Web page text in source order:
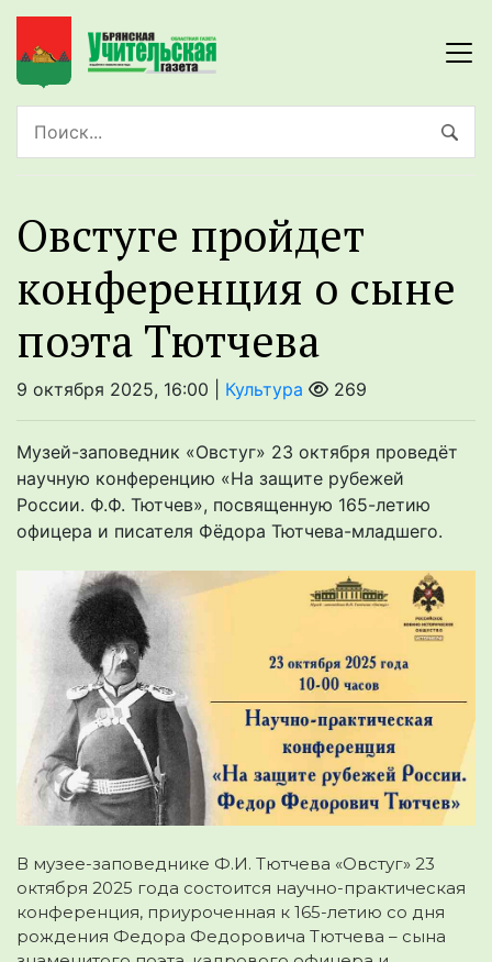
Овстуге пройдет
конференция о сыне
поэта Тютчева
9 октября 2025, 16:00 | Культура 269
Музей-заповедник «Овстуг» 23 октября проведёт
научную конференцию «На защите рубежей
России. Ф.Ф. Тютчев», посвященную 165-летию
офицера и писателя Фёдора Тютчева-младшего.
В музее-заповеднике Ф.И. Тютчева «Овстуг» 23
октября 2025 года состоится научно-практическая
конференция, приуроченная к 165-летию со дня
рождения Федора Федоровича Тютчева – сына